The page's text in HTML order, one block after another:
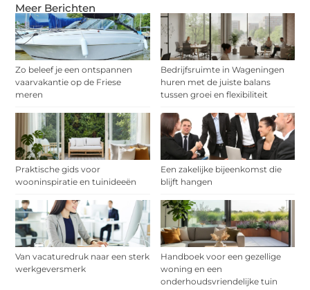
Meer Berichten
Zo beleef je een ontspannen
vaarvakantie op de Friese
meren
Bedrijfsruimte in Wageningen
huren met de juiste balans
tussen groei en flexibiliteit
Praktische gids voor
wooninspiratie en tuinideeën
Een zakelijke bijeenkomst die
blijft hangen
Van vacaturedruk naar een sterk
werkgeversmerk
Handboek voor een gezellige
woning en een
onderhoudsvriendelijke tuin